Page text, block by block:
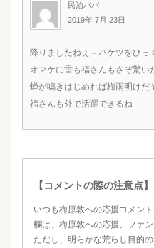
民泊パパ
2019年 7月 23日
降りましたねぇ～バケツをひっ
オマケに雷も福さんもさぞ驚い
蝉が鳴きはじめれば梅雨明けだ
福さんも外で活躍できるね
【コメントの際の注意点】
いつも梅原敦への応援コメン
欄は、梅原敦への応援、ファ
ただし、明らかな荒らし目的